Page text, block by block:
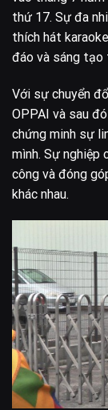
thứ 17. Sự đa
thích hát
đáo và sáng tạo
Với sự chuyển
OPPAI và sau
chứng minh sự
mình. Sự
công và đóng
khác nhau.